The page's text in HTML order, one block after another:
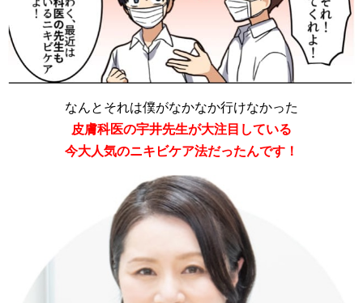
なんとそれは僕がなかなか行けなかった
皮膚科医の宇井先生が大注目している
今大人気のニキビケア法だったんです！